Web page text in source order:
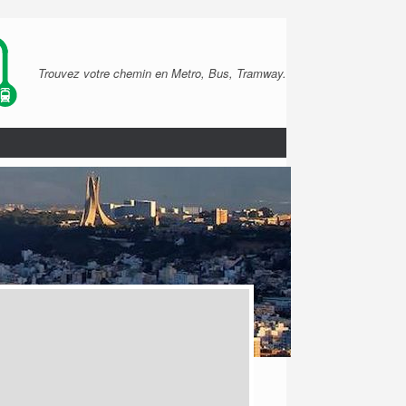
Trouvez votre chemin en Metro, Bus, Tramway.